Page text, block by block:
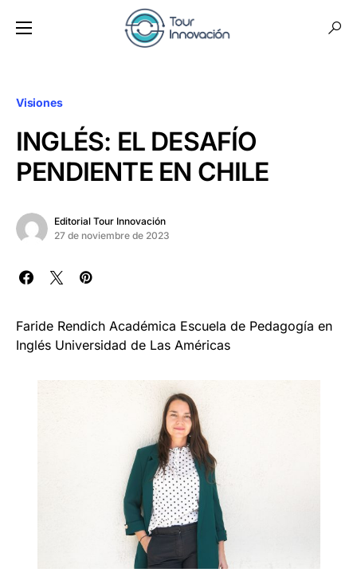
Visiones
INGLÉS: EL DESAFÍO
PENDIENTE EN CHILE
Editorial Tour Innovación
27 de noviembre de 2023
Faride Rendich Académica Escuela de Pedagogía en
Inglés Universidad de Las Américas